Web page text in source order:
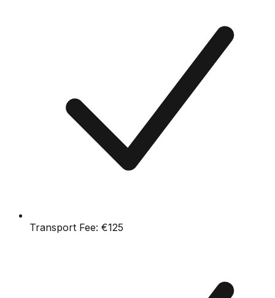
Transport Fee: €125